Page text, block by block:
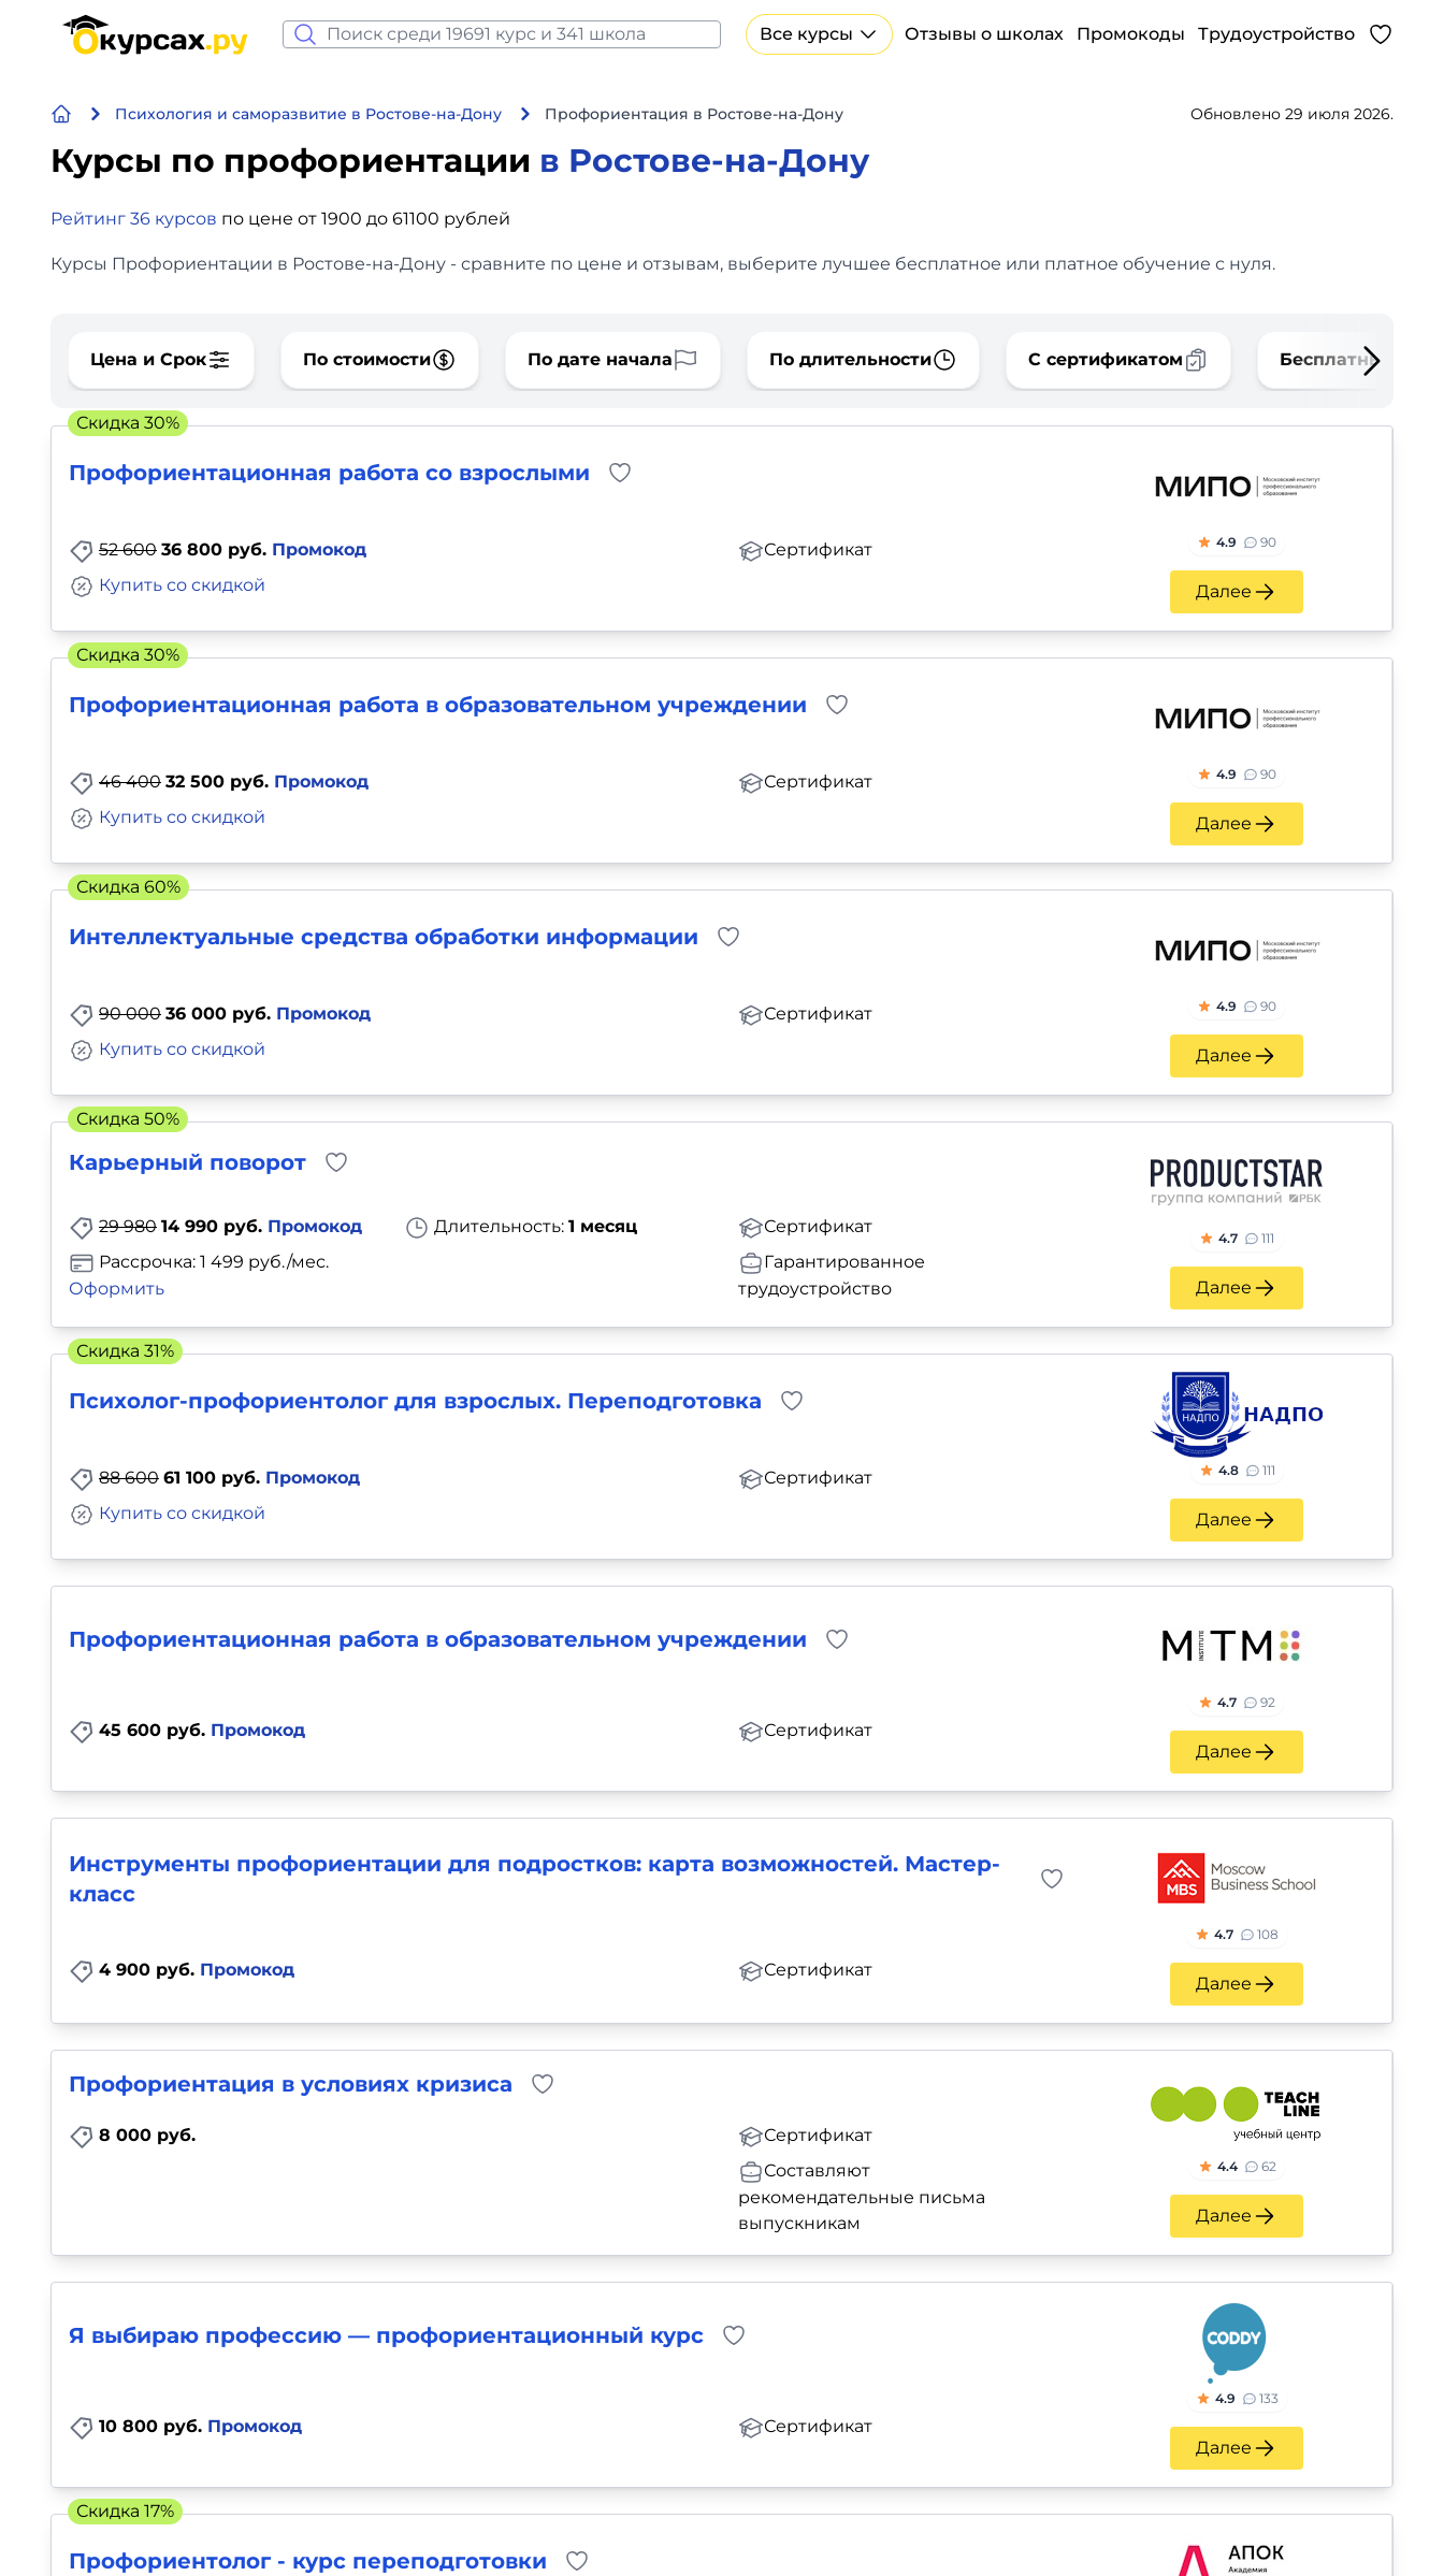
Все курсы Отзывы о школах Промокоды Трудоустройство
Психология и саморазвитие в Ростове-на-Дону Профориентация в Ростове-на-Дону Обновлено 29 июля 2026.
Курсы по профориентации в Ростове-на-Дону
Рейтинг 36 курсов по цене от 1900 до 61100 рублей
Курсы Профориентации в Ростове-на-Дону - сравните по цене и отзывам, выберите лучшее бесплатное или платное обучение с нуля.
Цена и Срок По стоимости По дате начала По длительности С сертификатом Бесплатные
Профориентационная работа со взрослыми
52 600 36 800 руб. Промокод
Сертификат
Купить со скидкой
4.9 90
Далее
Скидка 30%
Профориентационная работа в образовательном учреждении
46 400 32 500 руб. Промокод
Сертификат
Купить со скидкой
4.9 90
Далее
Скидка 30%
Интеллектуальные средства обработки информации
90 000 36 000 руб. Промокод
Сертификат
Купить со скидкой
4.9 90
Далее
Скидка 60%
Карьерный поворот
29 980 14 990 руб. Промокод Длительность: 1 месяц
Сертификат
Рассрочка: 1 499 руб./мес.
Оформить
Гарантированное
трудоустройство
4.7 111
Далее
Скидка 50%
Психолог-профориентолог для взрослых. Переподготовка
88 600 61 100 руб. Промокод
Сертификат
Купить со скидкой
4.8 111
Далее
Скидка 31%
Профориентационная работа в образовательном учреждении
45 600 руб. Промокод Сертификат
4.7 92
Далее
Инструменты профориентации для подростков: карта возможностей. Мастер-
класс
4 900 руб. Промокод Сертификат
4.7 108
Далее
Профориентация в условиях кризиса
8 000 руб.
Сертификат
Составляют
рекомендательные письма
выпускникам
4.4 62
Далее
Я выбираю профессию — профориентационный курс
10 800 руб. Промокод Сертификат
4.9 133
Далее
Профориентолог - курс переподготовки
Скидка 17%
Программирование
Бизнес и финансы
Дизайн
Видео, фото, аудио
Маркетинг
Иностранный язык
Красота, здоровье, фитнес
Психология и саморазвитие
Тесты на профориентацию
Курсы по нейросетям
Бесплатно